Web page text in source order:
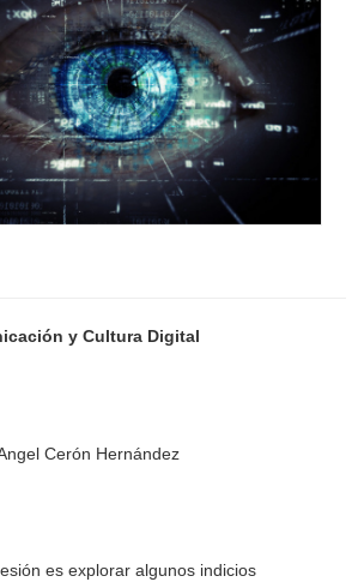
y Cultura Digital
Cerón Hernández
es explorar algunos indicios